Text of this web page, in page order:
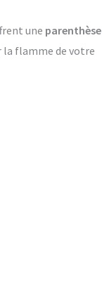
une parenthèse
la flamme de votre